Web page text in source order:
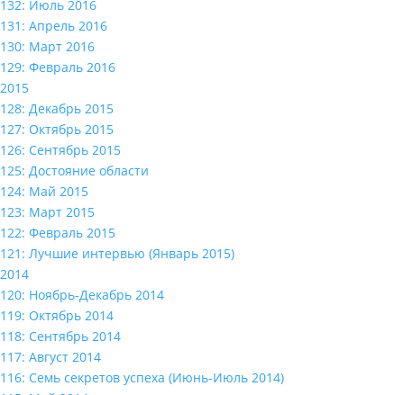
132: Июль 2016
131: Апрель 2016
130: Март 2016
129: Февраль 2016
2015
128: Декабрь 2015
127: Октябрь 2015
126: Сентябрь 2015
125: Достояние области
124: Май 2015
123: Март 2015
122: Февраль 2015
121: Лучшие интервью (Январь 2015)
2014
120: Ноябрь-Декабрь 2014
119: Октябрь 2014
118: Сентябрь 2014
117: Август 2014
116: Семь секретов успеха (Июнь-Июль 2014)